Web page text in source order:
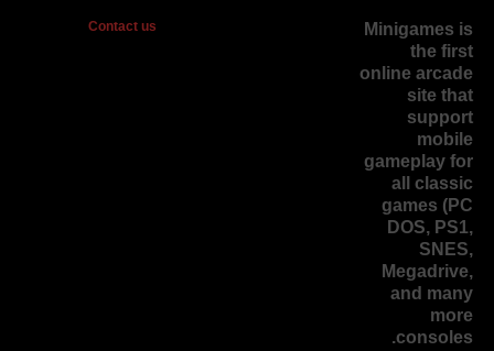
Minigames is
the first
online arcade
site that
support
mobile
gameplay for
all classic
games (PC
DOS, PS1,
SNES,
Megadrive,
and many
more
consoles.
Contact us